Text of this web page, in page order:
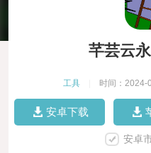
芊芸云
工具 时间：2024-
安卓下载
安卓